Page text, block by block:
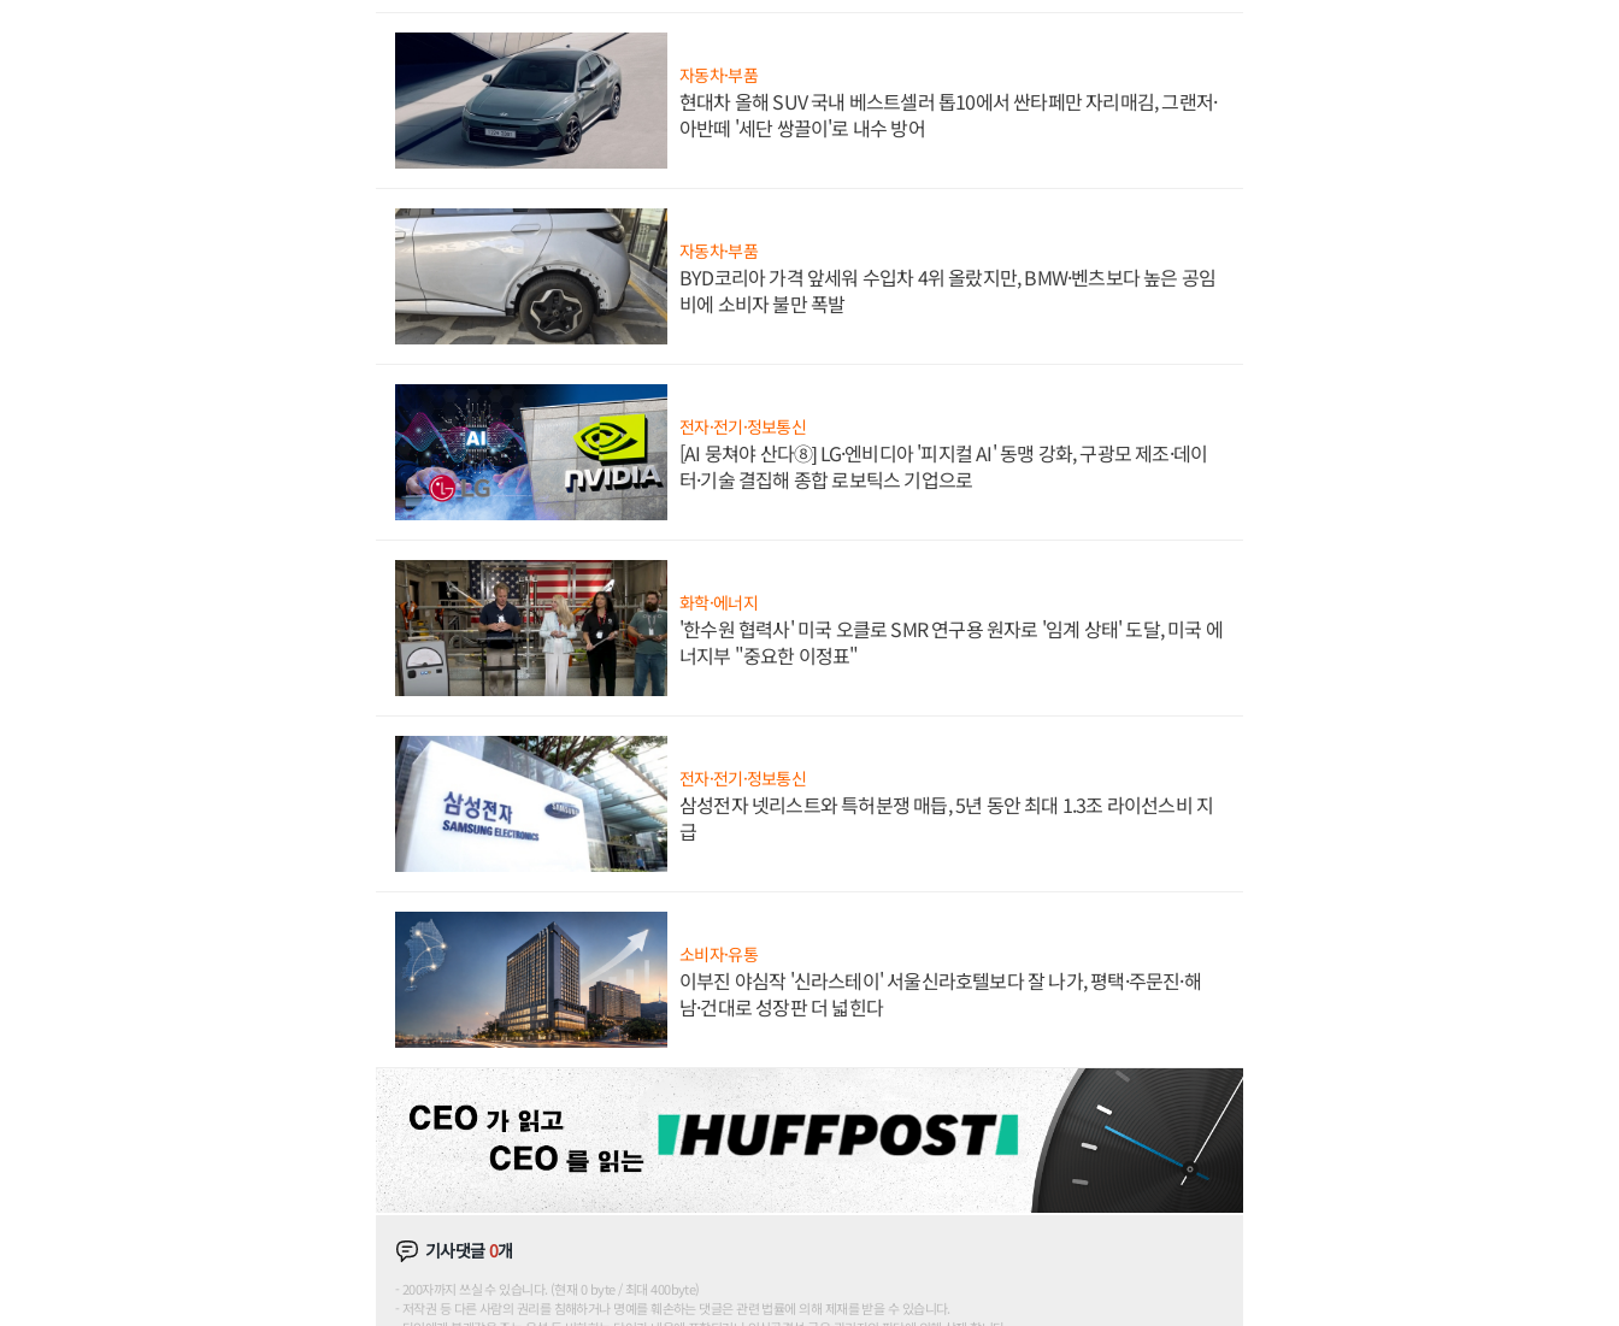
자동차·부품
현대차 올해 SUV 국내 베스트셀러 톱10에서 싼타페만 자리매김, 그랜저·
아반떼 '세단 쌍끌이'로 내수 방어
자동차·부품
BYD코리아 가격 앞세워 수입차 4위 올랐지만, BMW·벤츠보다 높은 공임
비에 소비자 불만 폭발
전자·전기·정보통신
[AI 뭉쳐야 산다⑧] LG·엔비디아 '피지컬 AI' 동맹 강화, 구광모 제조·데이
터·기술 결집해 종합 로보틱스 기업으로
화학·에너지
'한수원 협력사' 미국 오클로 SMR 연구용 원자로 '임계 상태' 도달, 미국 에
너지부 "중요한 이정표"
전자·전기·정보통신
삼성전자 넷리스트와 특허분쟁 매듭, 5년 동안 최대 1.3조 라이선스비 지
급
소비자·유통
이부진 야심작 '신라스테이' 서울신라호텔보다 잘 나가, 평택·주문진·해
남·건대로 성장판 더 넓힌다
기사댓글0개
200자까지 쓰실 수 있습니다. (현재 0 byte / 최대 400byte)
저작권 등 다른 사람의 권리를 침해하거나 명예를 훼손하는 댓글은 관련 법률에 의해 제재를 받을 수 있습니다.